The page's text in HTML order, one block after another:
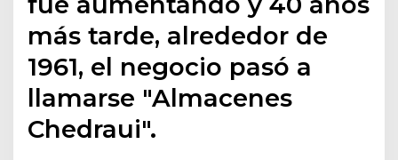
más tarde, alrededor de
1961, el negocio pasó a
llamarse "Almacenes
Chedraui".